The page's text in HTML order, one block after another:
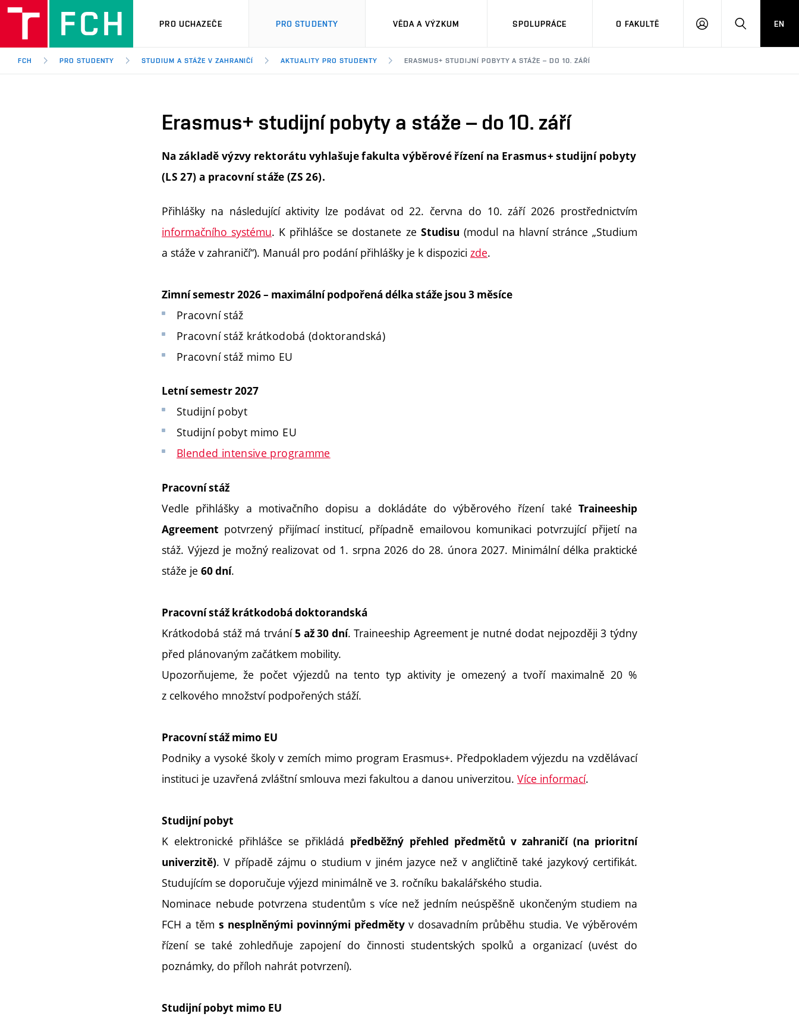
PRO UCHAZEČE PRO STUDENTY VĚDA A VÝZKUM SPOLUPRÁCE O FAKULTĚ
PŘIHLÁSITHLEDAT
EN
FCH PRO STUDENTY STUDIUM A STÁŽE V ZAHRANIČÍ AKTUALITY PRO STUDENTY ERASMUS+ STUDIJNÍ POBYTY A STÁŽE – DO 10. ZÁŘÍ
Erasmus+ studijní pobyty a stáže – do 10. září
Na základě výzvy rektorátu vyhlašuje fakulta výběrové řízení na Erasmus+ studijní pobyty
(LS 27) a pracovní stáže (ZS 26).
Přihlášky na následující aktivity lze podávat od 22. června do 10. září 2026 prostřednictvím
informačního systému. K přihlášce se dostanete ze Studisu (modul na hlavní stránce „Studium
a stáže v zahraničí“). Manuál pro podání přihlášky je k dispozici zde.
Zimní semestr 2026 – maximální podpořená délka stáže jsou 3 měsíce
Pracovní stáž
Pracovní stáž krátkodobá (doktorandská)
Pracovní stáž mimo EU
Letní semestr 2027
Studijní pobyt
Studijní pobyt mimo EU
Blended intensive programme
Pracovní stáž
Vedle přihlášky a motivačního dopisu a dokládáte do výběrového řízení také Traineeship
Agreement potvrzený přijímací institucí, případně emailovou komunikaci potvrzující přijetí na
stáž. Výjezd je možný realizovat od 1. srpna 2026 do 28. února 2027. Minimální délka praktické
stáže je 60 dní.
Pracovní stáž krátkodobá doktorandská
Krátkodobá stáž má trvání5 až 30 dní. Traineeship Agreement je nutné dodat nejpozději 3 týdny
před plánovaným začátkem mobility.
Upozorňujeme, že počet výjezdů na tento typ aktivity je omezený a tvoří maximalně 20 %
z celkového množství podpořených stáží.
Pracovní stáž mimo EU
Podniky a vysoké školy v zemích mimo program Erasmus+. Předpokladem výjezdu na vzdělávací
instituci je uzavřená zvláštní smlouva mezi fakultou a danou univerzitou. Více informací.
Studijní pobyt
K elektronické přihlášce se přikládá předběžný přehled předmětů v zahraničí (na prioritní
univerzitě). V případě zájmu o studium v jiném jazyce než v angličtině také jazykový certifikát.
Studujícím se doporučuje výjezd minimálně ve 3. ročníku bakalářského studia.
Nominace nebude potvrzena studentům s více než jedním neúspěšně ukončeným studiem na
FCH a těm s nesplněnými povinnými předmětyv dosavadním průběhu studia. Ve výběrovém
řízení se také zohledňuje zapojení do činnosti studentských spolků a organizací (uvést do
poznámky, do příloh nahrát potvrzení).
Studijní pobyt mimo EU